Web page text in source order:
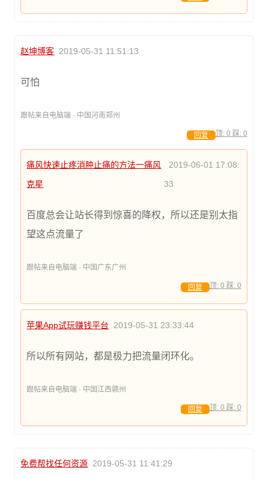
赵坤博客 2019-05-31 11:51:13
可怕
跟帖来自电脑端 · 中国河南郑州
顶: 0 踩: 0
回复
痛风快速止疼消肿止痛的方法一痛风
克星
2019-06-01 17:08:
33
百度总会让站长得到惊喜的降权，所以还是别太指
望这点流量了
跟帖来自电脑端 · 中国广东广州
顶: 0 踩: 0
回复
苹果App试玩赚钱平台 2019-05-31 23:33:44
所以所有网站，都是极力把流量闭环化。
跟帖来自电脑端 · 中国江西赣州
顶: 0 踩: 0
回复
免费帮找任何资源 2019-05-31 11:41:29